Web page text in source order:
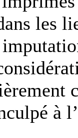
les
à